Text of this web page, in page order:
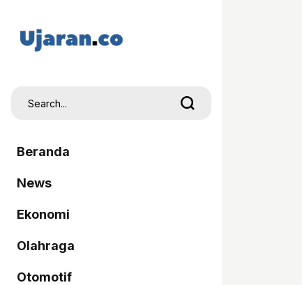
Beranda
News
Ekonomi
Olahraga
Otomotif